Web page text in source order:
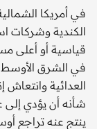
في أمريكا
الكندية وشركات
قياسية أو أعلى
في الشرق
العدائية
شأنه أن يؤدي إلى
ينتج عنه تراجع